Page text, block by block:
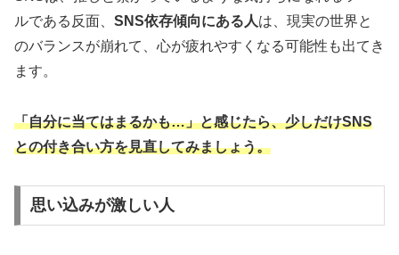
ルである反面、 SNS依存傾向にある人は、現実の世界と
のバランスが崩れて、心が疲れやすくなる可能性も出てき
ます。
「自分に当てはまるかも…」と感じたら、少しだけSNS
との付き合い方を見直してみましょう。
思い込みが激しい人